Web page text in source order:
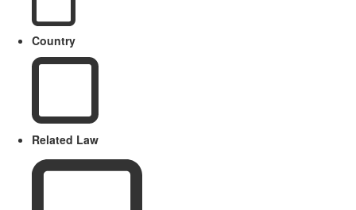
Country
Related Law